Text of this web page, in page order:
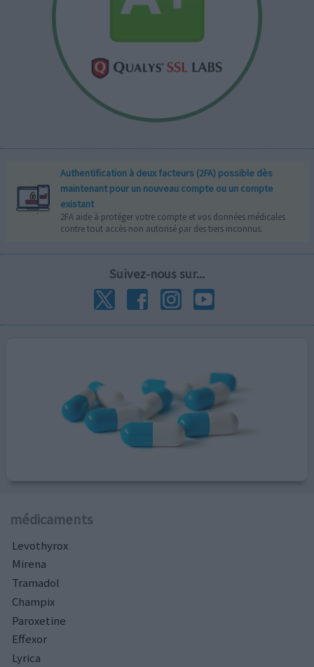
Authentification à deux facteurs (2FA) possible dès
maintenant pour un nouveau compte ou un compte
existant
2FA aide à protéger votre compte et vos données médicales
contre tout accès non autorisé par des tiers inconnus.
Suivez-nous sur...
médicaments
Levothyrox
Mirena
Tramadol
Champix
Paroxetine
Effexor
Lyrica